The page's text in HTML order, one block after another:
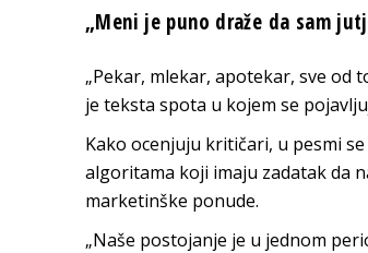
„Meni je puno draže da sam
„Pekar, mlekar, apotekar, sve od
je teksta spota u kojem se
Kako ocenjuju kritičari, u pesmi
algoritama koji imaju zadatak da
marketinške ponude.
„Naše postojanje je u jednom